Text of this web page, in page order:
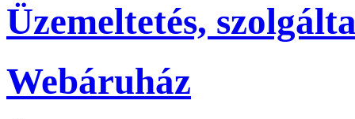
Üzemeltetés,
Webáruház